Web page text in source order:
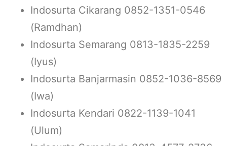
Indosurta Cikarang 0852-1351-0546
(Ramdhan)
Indosurta Semarang 0813-1835-2259
(Iyus)
Indosurta Banjarmasin 0852-1036-8569
(Iwa)
Indosurta Kendari 0822-1139-1041
(Ulum)